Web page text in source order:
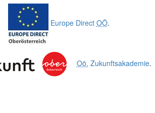
Europe Direct OÖ.
Oö. Zukunftsakademie.